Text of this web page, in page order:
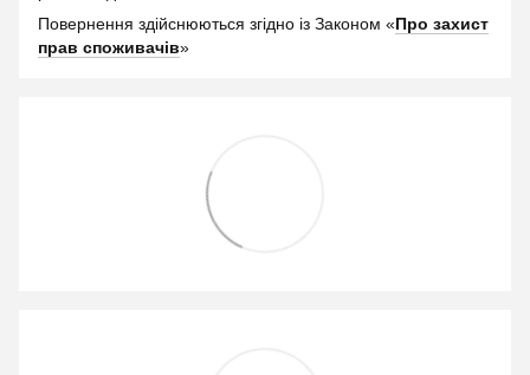
Повернення здійснюються згідно із Законом «Про захист
прав споживачів»